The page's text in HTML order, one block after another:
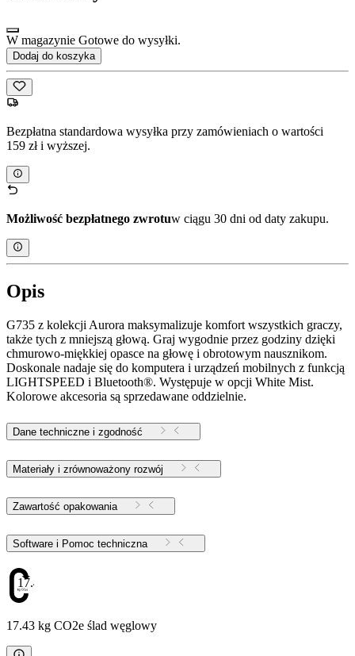
W magazynie Gotowe do wysyłki.
Dodaj do koszyka
Bezpłatna standardowa wysyłka przy zamówieniach o wartości
159 zł i wyższej.
Możliwość bezpłatnego zwrotuw ciągu 30 dni od daty zakupu.
Opis
G735 z kolekcji Aurora maksymalizuje komfort wszystkich graczy,
także tych z mniejszą głową. Graj wygodnie przez godziny dzięki
chmurowo-miękkiej opasce na głowę i obrotowym nausznikom.
Doskonale nadaje się do komputera i urządzeń mobilnych z funkcją
LIGHTSPEED i Bluetooth®. Występuje w opcji White Mist.
Kolorowe akcesoria są sprzedawane oddzielnie.
Dane techniczne i zgodność
Materiały i zrównoważony rozwój
Zawartość opakowania
Software i Pomoc techniczna
17.43
17.43 kg CO2e ślad węglowy